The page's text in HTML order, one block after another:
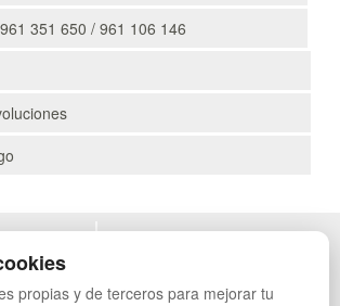
351 650 / 961 106 146
MUEBLES VINTAGE
propias y de terceros para mejorar tu